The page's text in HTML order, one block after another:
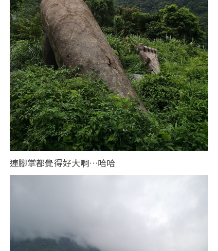
連腳掌都覺得好大啊…哈哈